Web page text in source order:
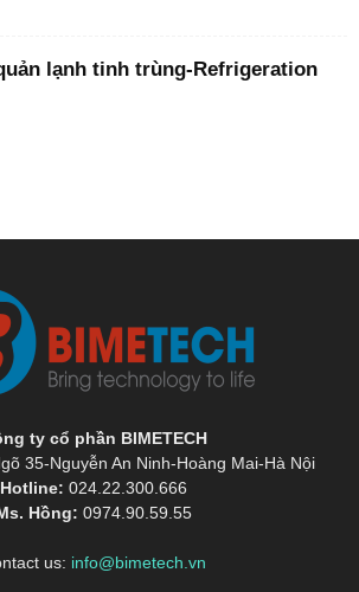
lạnh tinh trùng-Refrigeration
ty cổ phần BIMETECH
35-Nguyễn An Ninh-Hoàng Mai-Hà Nội
Hotline: 024.22.300.666
Hồng: 0974.90.59.55
us: info@bimetech.vn